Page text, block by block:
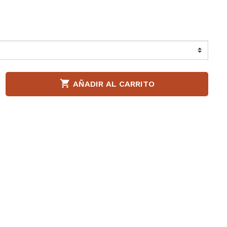
Puma
Superga
 AÑADIR AL CARRITO